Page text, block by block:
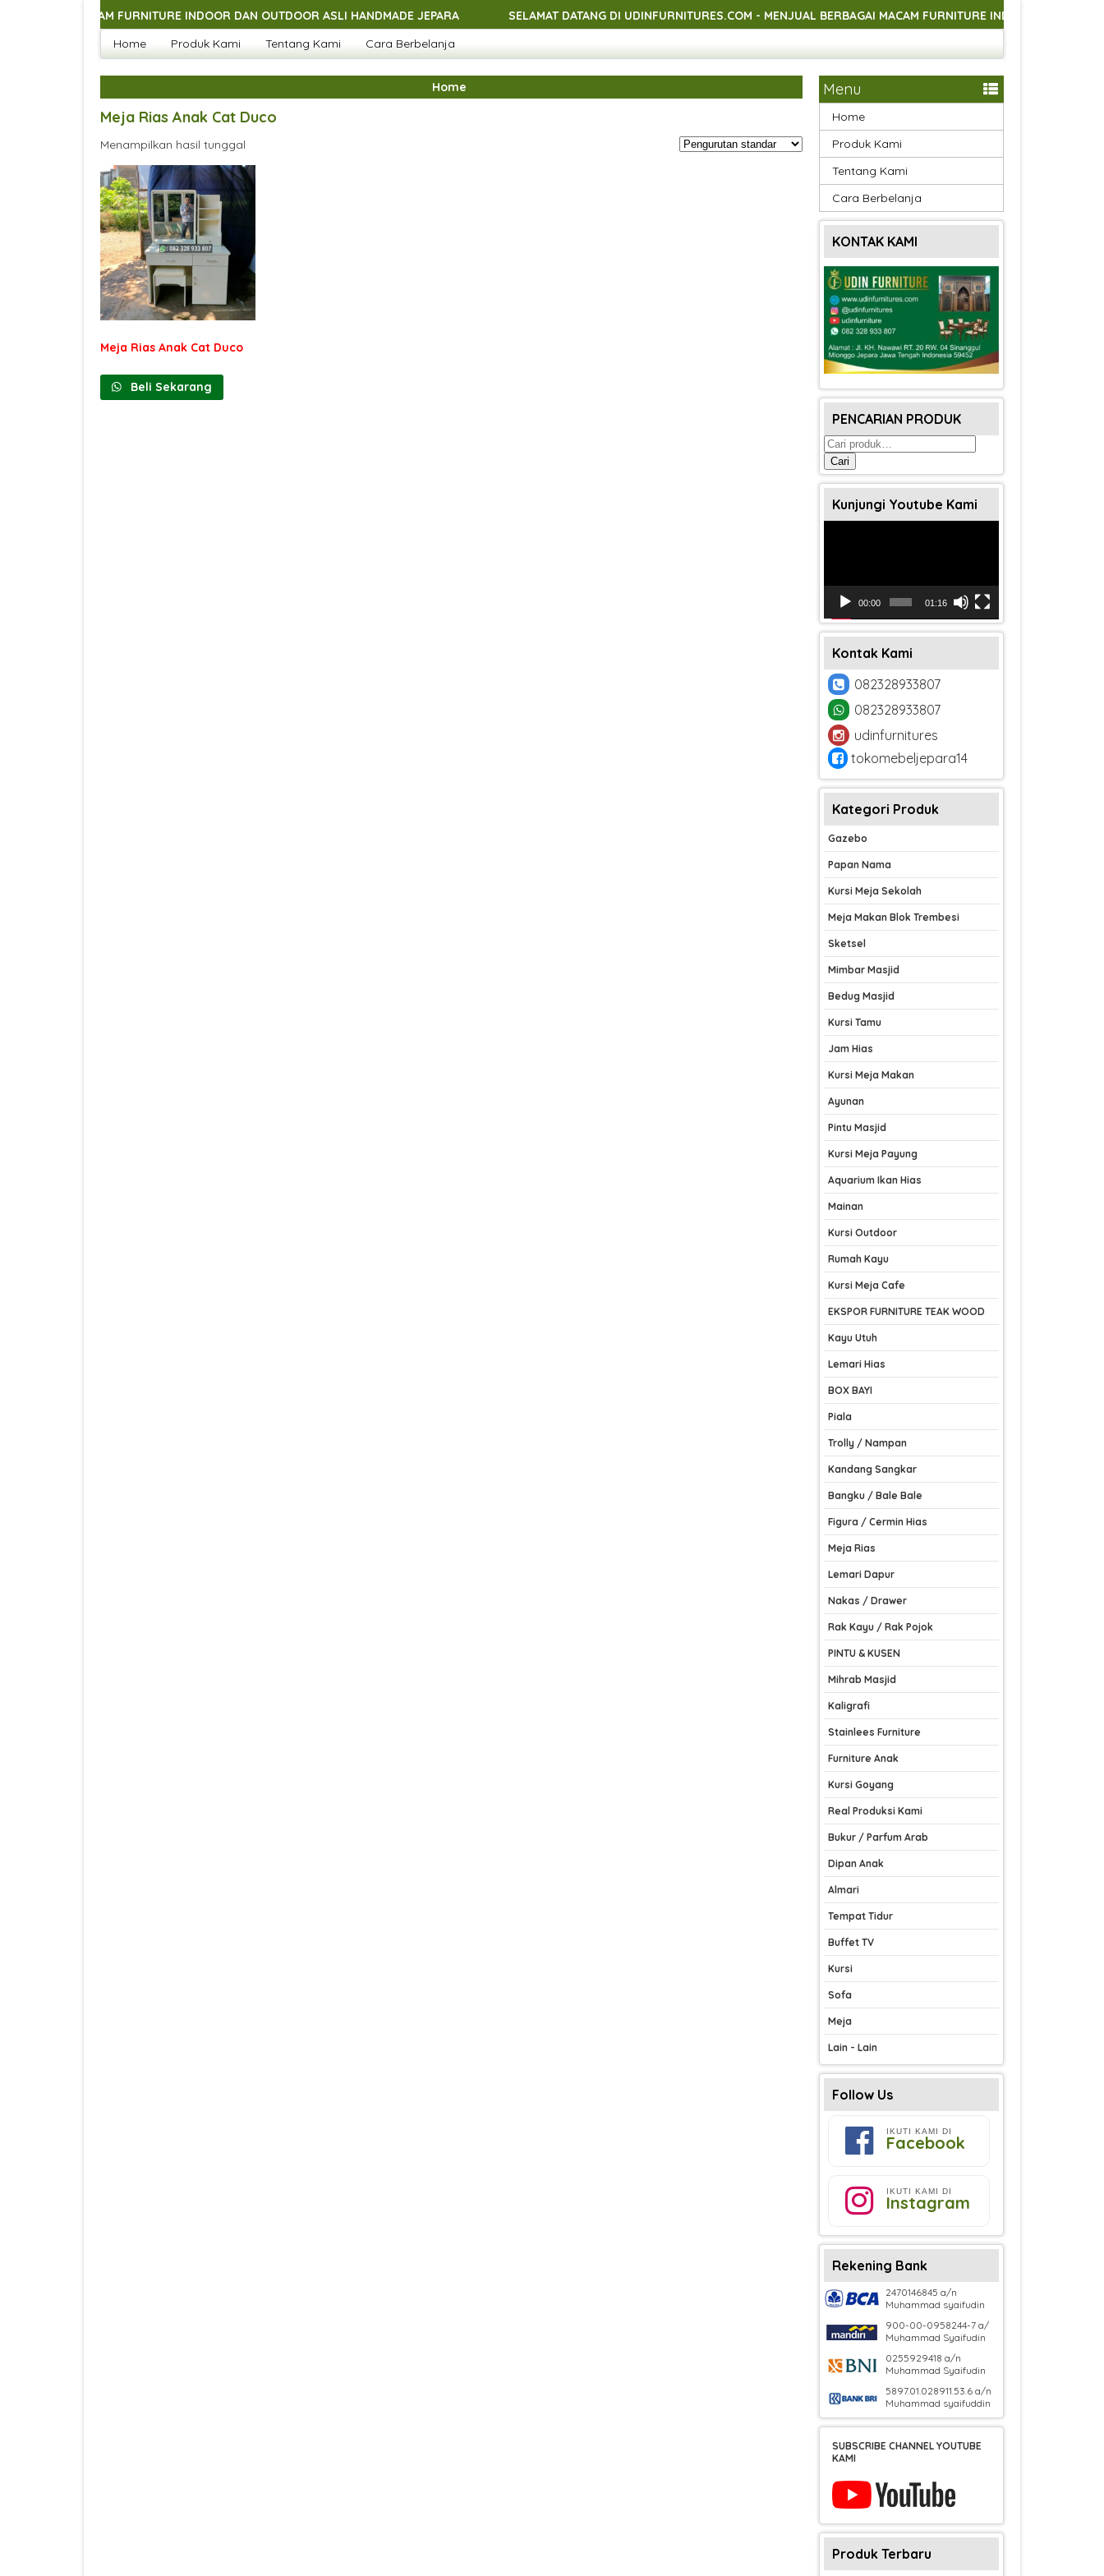
MACAM FURNITURE INDOOR DAN OUTDOOR ASLI HANDMADE JEPARA SELAMAT DATANG DI UDINFURNITURES.COM - MENJUAL BERBAGAI MACAM FURNITURE INDOOR DAN OUTDOOR ASLI
MACAM FURNITURE INDOOR DAN OUTDOOR ASLI HANDMADE JEPARA SELAMAT DATANG DI UDINFURNITURES.COM - MENJUAL BERBAGAI MACAM FURNITURE INDOOR DAN OUTDOOR ASLI
MACAM FURNITURE INDOOR DAN OUTDOOR ASLI HANDMADE JEPARA SELAMAT DATANG DI UDINFURNITURES.COM - MENJUAL BERBAGAI MACAM FURNITURE INDOOR DAN OUTDOOR ASLI
MACAM FURNITURE INDOOR DAN OUTDOOR ASLI HANDMADE JEPARA
Home Produk Kami Tentang Kami Cara Berbelanja
Home
Meja Rias Anak Cat Duco
Menampilkan hasil tunggal
Meja Rias Anak Cat Duco
Beli Sekarang
Menu
Home
Produk Kami
Tentang Kami
Cara Berbelanja
KONTAK KAMI
PENCARIAN PRODUK
Pencarian
untuk:
Cari
Kunjungi Youtube Kami
00:00 01:16
Kontak Kami
082328933807
082328933807
udinfurnitures
tokomebeljepara14
Kategori Produk
Gazebo
Papan Nama
Kursi Meja Sekolah
Meja Makan Blok Trembesi
Sketsel
Mimbar Masjid
Bedug Masjid
Kursi Tamu
Jam Hias
Kursi Meja Makan
Ayunan
Pintu Masjid
Kursi Meja Payung
Aquarium Ikan Hias
Mainan
Kursi Outdoor
Rumah Kayu
Kursi Meja Cafe
EKSPOR FURNITURE TEAK WOOD
Kayu Utuh
Lemari Hias
BOX BAYI
Piala
Trolly / Nampan
Kandang Sangkar
Bangku / Bale Bale
Figura / Cermin Hias
Meja Rias
Lemari Dapur
Nakas / Drawer
Rak Kayu / Rak Pojok
PINTU & KUSEN
Mihrab Masjid
Kaligrafi
Stainlees Furniture
Furniture Anak
Kursi Goyang
Real Produksi Kami
Bukur / Parfum Arab
Dipan Anak
Almari
Tempat Tidur
Buffet TV
Kursi
Sofa
Meja
Lain - Lain
Follow Us
IKUTI KAMI DI
Facebook
IKUTI KAMI DI
Instagram
Rekening Bank
2470146845 a/n
Muhammad syaifudin
900-00-0958244-7 a/
Muhammad Syaifudin
0255929418 a/n
Muhammad Syaifudin
5897.01.028911.53.6 a/n
Muhammad syaifuddin
SUBSCRIBE CHANNEL YOUTUBE
KAMI
Produk Terbaru